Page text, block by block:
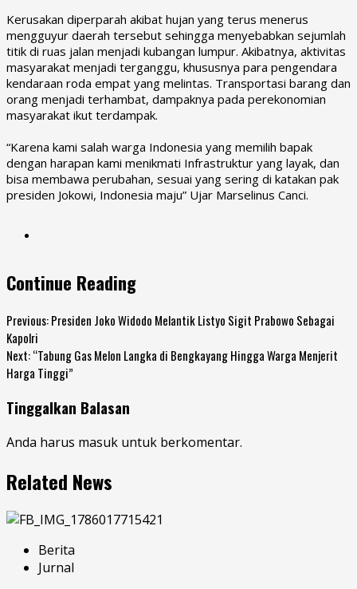
Kerusakan diperparah akibat hujan yang terus menerus
mengguyur daerah tersebut sehingga menyebabkan sejumlah
titik di ruas jalan menjadi kubangan lumpur. Akibatnya, aktivitas
masyarakat menjadi terganggu, khususnya para pengendara
kendaraan roda empat yang melintas. Transportasi barang dan
orang menjadi terhambat, dampaknya pada perekonomian
masyarakat ikut terdampak.
“Karena kami salah warga Indonesia yang memilih bapak
dengan harapan kami menikmati Infrastruktur yang layak, dan
bisa membawa perubahan, sesuai yang sering di katakan pak
presiden Jokowi, Indonesia maju” Ujar Marselinus Canci.
Continue Reading
Previous:Presiden Joko Widodo Melantik Listyo Sigit Prabowo Sebagai
Kapolri
Next:“Tabung Gas Melon Langka di Bengkayang Hingga Warga Menjerit
Harga Tinggi”
Tinggalkan Balasan
Anda harus masuk untuk berkomentar.
Related News
Berita
Jurnal